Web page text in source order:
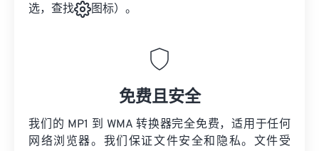
选，查找
图标）。
免费且安全
我们的 MP1 到 WMA 转换器完全免费，适用于任何
网络浏览器。我们保证文件安全和隐私。文件受